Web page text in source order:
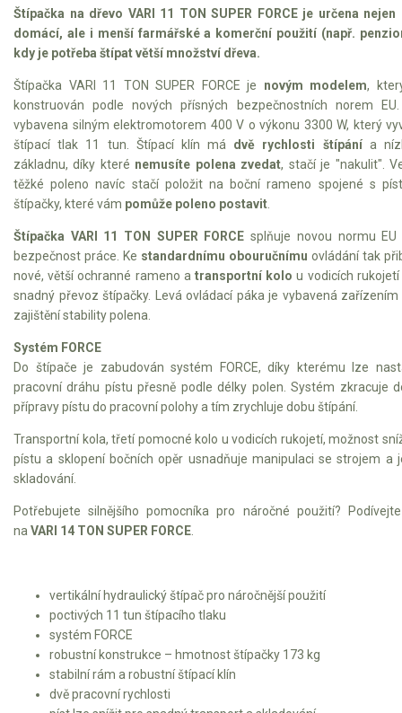
Kultivátory
Nůžky na živý plot
Vysavače a foukače
Elektrocentrály
Štěpkovače a drtiče
Elektrické skútry
Elektrické tříkolky
Elektrické tříkolky pro seniory
Elektrické tříkolky pracovní
Elektrické čtyřkolky
Náhradní díly
Zahradní traktory
Náhradní díly pro sekačky
Štípačka na dřevo VARI 11 TON SUPER FORCE je určena nejen
domácí, ale i menší farmářské a komerční použití (např.
kdy je potřeba štípat větší množství dřeva.
Štípačka VARI 11 TON SUPER FORCE je novým modelem,
konstruován podle nových přísných bezpečnostních norem
vybavena silným elektromotorem 400 V o výkonu 3300 W, který
štípací tlak 11 tun. Štípací klín má dvě rychlosti štípánía
základnu, díky které nemusíte polena zvedat, stačí je "nakulit".
těžké poleno navíc stačí položit na boční rameno spojené s
štípačky, které vám pomůže poleno postavit
Štípačka VARI 11 TON SUPER FORCE splňuje novou normu EU
bezpečnost práce. Ke standardnímu obouručnímu ovládání tak
nové, větší ochranné rameno a transportní kolo u vodicích rukojetí
snadný převoz štípačky. Levá ovládací páka je vybavená zařízením
zajištění stability polena.
Systém FORCE
Do štípače je zabudován systém FORCE, díky kterému lze
pracovní dráhu pístu přesně podle délky polen. Systém zkracuje
přípravy pístu do pracovní polohy a tím zrychluje dobu štípání.
Transportní kola, třetí pomocné kolo u vodicích rukojetí, možnost
pístu a sklopení bočních opěr usnadňuje manipulaci se strojem a
skladování.
Potřebujete silnějšího pomocníka pro náročné použití?
na VARI 14 TON SUPER FORCE
vertikální hydraulický štípač pro náročnější použití
poctivých 11 tun štípacího tlaku
systém FORCE
robustní konstrukce – hmotnost štípačky 173 kg
stabilní rám a robustní štípací klín
dvě pracovní rychlosti